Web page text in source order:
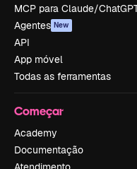
MCP para Claude/
Agentes New
API
App móvel
Todas as ferramentas
Começar
Academy
Documentação